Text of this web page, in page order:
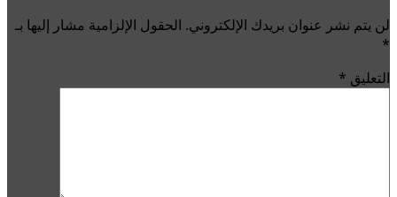
لن يتم نشر عنوان بريدك الإلكتروني. الحقول الإلزامية مشار إليها بـ
*
التعليق *